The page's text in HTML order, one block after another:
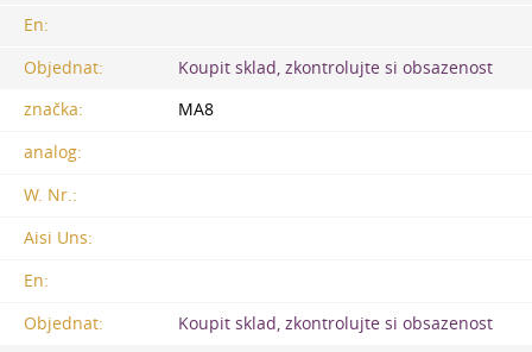
En:
Objednat:
Koupit sklad, zkontrolujte si obsazenost
značka:
MA8
analog:
W. Nr.:
Aisi Uns:
En:
Objednat:
Koupit sklad, zkontrolujte si obsazenost